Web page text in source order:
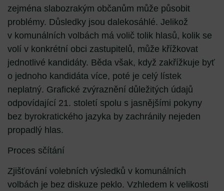
zejména slabozrakým občanům může působit
problémy. Důsledky jsou dalekosáhlé. Jelikož
v komunálních volbách má volič tolik hlasů, kolik se
volí v konkrétní obci zastupitelů, může křížkovat
jednotlivé kandidáty. Běda však, když zakřížkuje byť
o jednoho kandidáta více, poté je celý lístek
neplatný. Grafické zvýraznění důležitých údajů
odpovídající 21. století spolu s jasnějšími pokyny
bez byrokratického jazyka by zachránily nejeden
propadlý hlas.
Proces sčítání
Zjišťování volebních výsledků v komunálních
volbách je bez diskuze peklo. Vzhledem k velikosti